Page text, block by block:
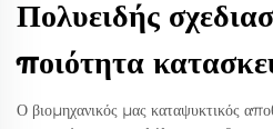
Πολυειδής
ποιότητα
Ο βιομηχανικός μας καταψυκτικός